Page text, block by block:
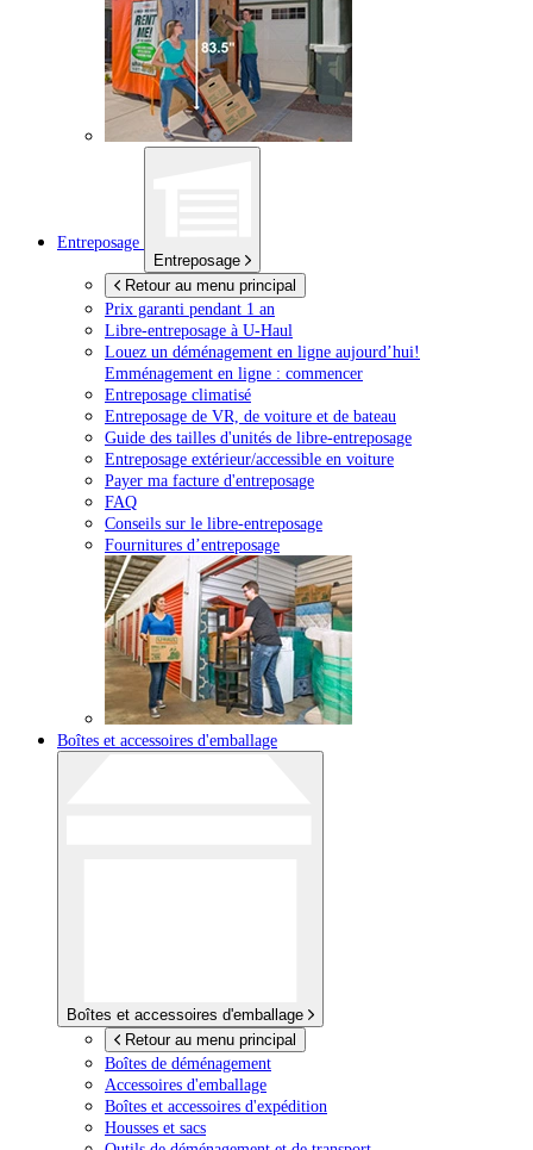
Entreposage
Entreposage
Retour au menu principal
Prix garanti pendant 1 an
Libre-entreposage à U-Haul
Louez un déménagement en ligne aujourd’hui!
Emménagement en ligne : commencer
Entreposage climatisé
Entreposage de VR, de voiture et de bateau
Guide des tailles d'unités de libre-entreposage
Entreposage extérieur/accessible en voiture
Payer ma facture d'entreposage
FAQ
Conseils sur le libre-entreposage
Fournitures d’entreposage
Boîtes et accessoires d'emballage
Boîtes et accessoires d'emballage
Retour au menu principal
Boîtes de déménagement
Accessoires d'emballage
Boîtes et accessoires d'expédition
Housses et sacs